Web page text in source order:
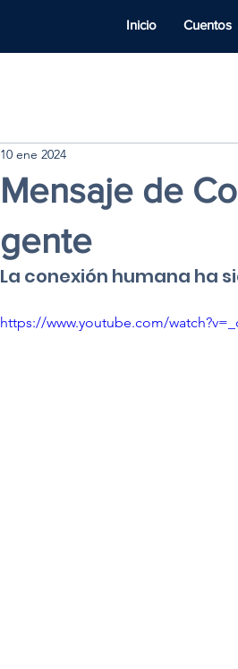
Inicio Cuentos
Mensaje de
gente
10 ene 2024
La conexión humana ha
https://www.youtube.com/